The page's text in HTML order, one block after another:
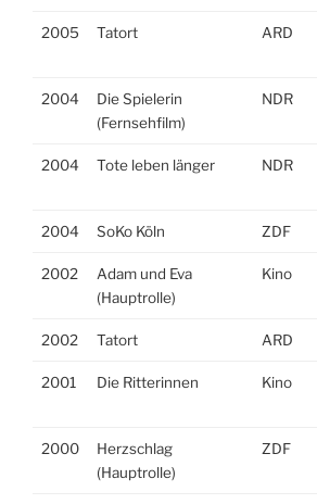
2005 Tatort ARD
2004
Die Spielerin
(Fernsehfilm)
NDR
2004 Tote leben länger NDR
2004 SoKo Köln ZDF
2002
Adam und Eva
(Hauptrolle)
Kino
2002 Tatort ARD
2001 Die Ritterinnen Kino
2000
Herzschlag
(Hauptrolle)
ZDF